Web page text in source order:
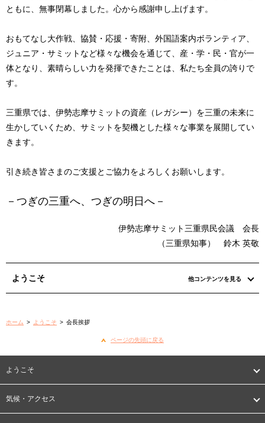
ともに、無事閉幕しました。心から感謝申し上げます。
おもてなし大作戦、協賛・応援・寄附、外国語案内ボランティア、
ジュニア・サミットなど様々な機会を通じて、産・学・民・官が一
体となり、素晴らしい力を発揮できたことは、私たち全員の誇りで
す。
三重県では、伊勢志摩サミットの資産（レガシー）を三重の未来に
生かしていくため、サミットを契機とした様々な事業を展開してい
きます。
引き続き皆さまのご支援とご協力をよろしくお願いします。
－つぎの三重へ、つぎの明日へ－
伊勢志摩サミット三重県民会議 会長
（三重県知事） 鈴木 英敬
ようこそ 他コンテンツを見る
ホーム > ようこそ > 会長挨拶
ページの先頭に戻る
ようこそ
気候・アクセス